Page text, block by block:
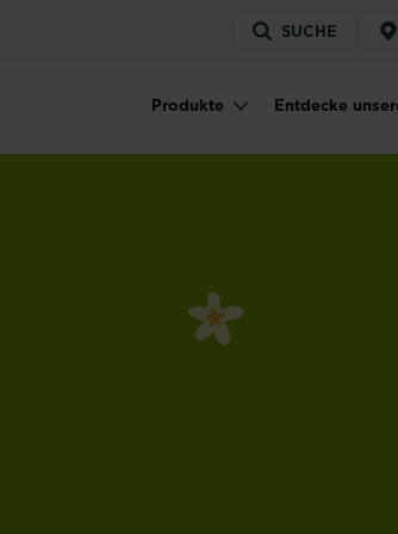
Service
menu
SUCHE
Main navigation
Produkte Entdecke